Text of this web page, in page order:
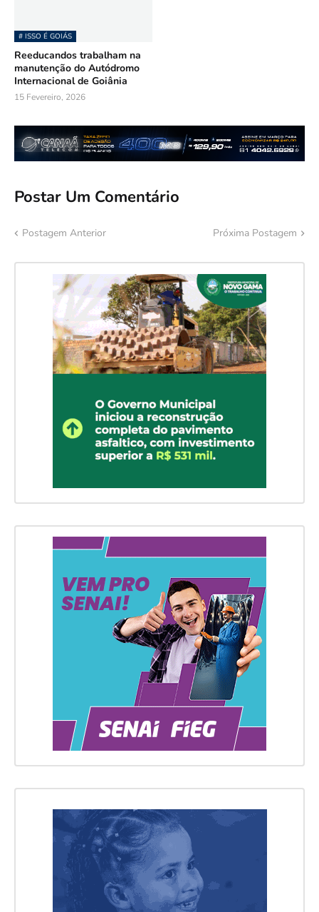
# ISSO É GOIÁS
Reeducandos trabalham na
manutenção do Autódromo
Internacional de Goiânia
15 Fevereiro, 2026
Postar Um Comentário
Postagem Anterior Próxima Postagem